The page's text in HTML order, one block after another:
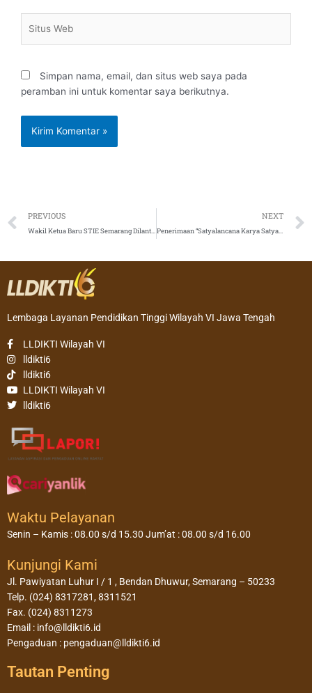
Web
Simpan nama, email, dan situs web saya pada
peramban ini untuk komentar saya berikutnya.
Prev
PREVIOUS
Wakil Ketua Baru STIE Semarang Dilantik
NEXT
Penerimaan “Satyalancana Karya Satya” tanggal 17 Agustus 2019
Lembaga Layanan Pendidikan Tinggi Wilayah VI Jawa Tengah
LLDIKTI Wilayah VI
lldikti6
lldikti6
LLDIKTI Wilayah VI
lldikti6
Waktu Pelayanan
Senin – Kamis : 08.00 s/d 15.30 Jum’at : 08.00 s/d 16.00
Kunjungi Kami
Jl. Pawiyatan Luhur I / 1 , Bendan Dhuwur, Semarang – 50233
Telp. (024) 8317281, 8311521
Fax. (024) 8311273
Email : info@lldikti6.id
Pengaduan : pengaduan@lldikti6.id
Tautan Penting